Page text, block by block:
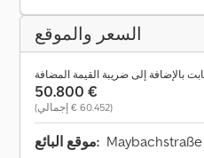
السعر والموقع
بالإضافة إلى ضريبة القيمة المضافة
‏50.800 €
(‏60.452 € إجمالي)
موقع البائع: